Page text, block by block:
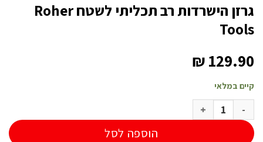
גרזן הישרדות רב תכליתי לשטח Roher
Tools
₪129.90
קיים במלאי
כמות של גרזן הישרדות רב תכליתי לשטח Roher Tools
הוספה לסל